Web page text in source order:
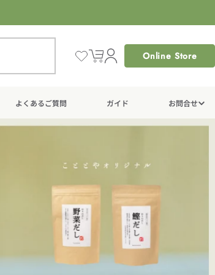
カ
Online Store
よくあるご質問 ガイド お問合せ